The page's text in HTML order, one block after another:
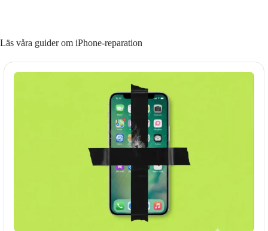
Läs våra guider om iPhone-reparation